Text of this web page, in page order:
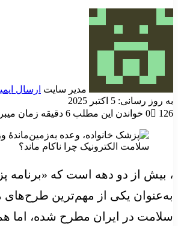
مدیر سایت ارسال
به روز رسانی: 5 اکتبر 2025
0
126 خواندن این مطلب 6 دقیقه زمان میبرد
، بیش از دو دهه است که «برنامه
به‌عنوان یکی از مهم‌ترین طرح‌های
سلامت در ایران مطرح شده، اما